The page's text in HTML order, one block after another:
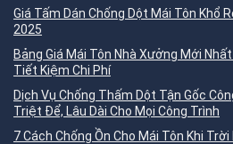
Giá Tấm Dán Chống Dột Mái Tôn Khổ
2025
Bảng Giá Mái Tôn Nhà Xưởng Mới
Tiết Kiệm Chi Phí
Dịch Vụ Chống Thấm Dột Tận Gốc
Triệt Để, Lâu Dài Cho Mọi Công Trình
7 Cách Chống Ồn Cho Mái Tôn Khi